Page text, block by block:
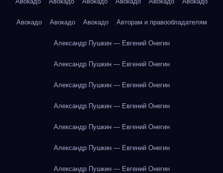
Авокадо Авокадо Авокадо Авторам и правообладателям
Александр Пушкин — Евгений Онегин
Александр Пушкин — Евгений Онегин
Александр Пушкин — Евгений Онегин
Александр Пушкин — Евгений Онегин
Александр Пушкин — Евгений Онегин
Александр Пушкин — Евгений Онегин
Александр Пушкин — Евгений Онегин